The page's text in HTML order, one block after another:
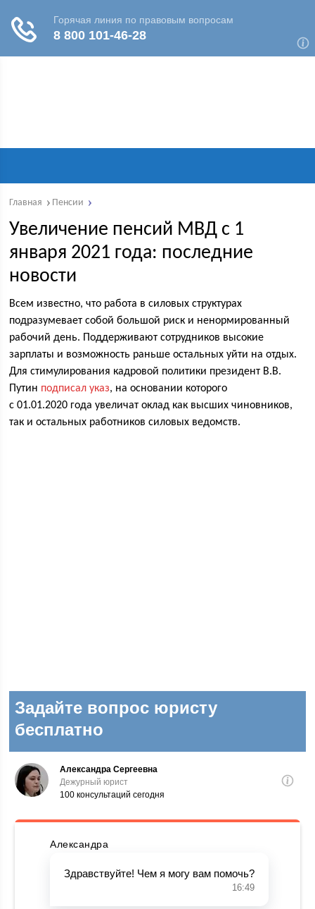
Главная Пенсии
Увеличение пенсий МВД с 1
января 2021 года: последние
новости
Всем известно, что работа в силовых структурах
подразумевает собой большой риск и ненормированный
рабочий день. Поддерживают сотрудников высокие
зарплаты и возможность раньше остальных уйти на отдых.
Для стимулирования кадровой политики президент В.В.
Путин подписал указ, на основании которого
с 01.01.2020 года увеличат оклад как высших чиновников,
так и остальных работников силовых ведомств.